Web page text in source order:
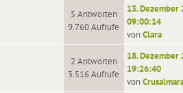
5 Antworten
9.760 Aufrufe
13. Dezember
09:00:14
vonClara
2 Antworten
3.516 Aufrufe
18. Dezember
19:26:40
von